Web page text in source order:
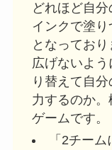
どれほど自
インクで塗
となってお
広げないよ
り替えて自
力するのか
ゲームです。
「2チー